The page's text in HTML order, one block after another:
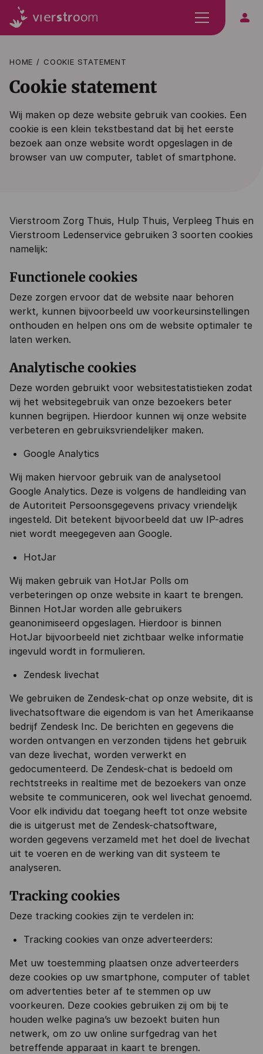
person
HOME COOKIE STATEMENT
Cookie statement
Wij maken op deze website gebruik van cookies. Een
cookie is een klein tekstbestand dat bij het eerste
bezoek aan onze website wordt opgeslagen in de
browser van uw computer, tablet of smartphone.
Vierstroom Zorg Thuis, Hulp Thuis, Verpleeg Thuis en
Vierstroom Ledenservice gebruiken 3 soorten cookies
namelijk:
Functionele cookies
Deze zorgen ervoor dat de website naar behoren
werkt, kunnen bijvoorbeeld uw voorkeursinstellingen
onthouden en helpen ons om de website optimaler te
laten werken.
Analytische cookies
Deze worden gebruikt voor websitestatistieken zodat
wij het websitegebruik van onze bezoekers beter
kunnen begrijpen. Hierdoor kunnen wij onze website
verbeteren en gebruiksvriendelijker maken.
Google Analytics
Wij maken hiervoor gebruik van de analysetool
Google Analytics. Deze is volgens de handleiding van
de Autoriteit Persoonsgegevens privacy vriendelijk
ingesteld. Dit betekent bijvoorbeeld dat uw IP-adres
niet wordt meegegeven aan Google.
HotJar
Wij maken gebruik van HotJar Polls om
verbeteringen op onze website in kaart te brengen.
Binnen HotJar worden alle gebruikers
geanonimiseerd opgeslagen. Hierdoor is binnen
HotJar bijvoorbeeld niet zichtbaar welke informatie
ingevuld wordt in formulieren.
Zendesk livechat
We gebruiken de Zendesk-chat op onze website, dit is
livechatsoftware die eigendom is van het Amerikaanse
bedrijf Zendesk Inc. De berichten en gegevens die
worden ontvangen en verzonden tijdens het gebruik
van deze livechat, worden verwerkt en
gedocumenteerd. De Zendesk-chat is bedoeld om
rechtstreeks in realtime met de bezoekers van onze
website te communiceren, ook wel livechat genoemd.
Voor elk individu dat toegang heeft tot onze website
die is uitgerust met de Zendesk-chatsoftware,
worden gegevens verzameld met het doel de livechat
uit te voeren en de werking van dit systeem te
analyseren.
Tracking cookies
Deze tracking cookies zijn te verdelen in:
Tracking cookies van onze adverteerders:
Met uw toestemming plaatsen onze adverteerders
deze cookies op uw smartphone, computer of tablet
om advertenties beter af te stemmen op uw
voorkeuren. Deze cookies gebruiken zij om bij te
houden welke pagina’s uw bezoekt buiten hun
netwerk, om zo uw online surfgedrag van het
betreffende apparaat in kaart te brengen.